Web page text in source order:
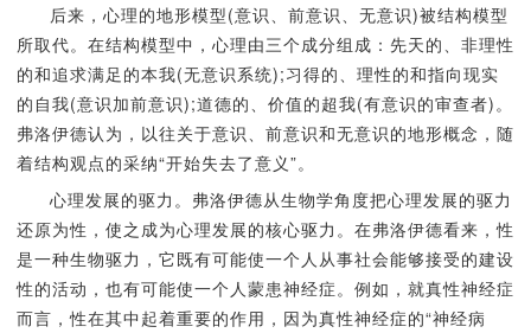
后来，心理的地形模型(意识、前意识、无意识)被结构模型
所取代。在结构模型中，心理由三个成分组成：先天的、非理性
的和追求满足的本我(无意识系统);习得的、理性的和指向现实
的自我(意识加前意识);道德的、价值的超我(有意识的审查者)。
弗洛伊德认为，以往关于意识、前意识和无意识的地形概念，随
着结构观点的采纳“开始失去了意义”。
心理发展的驱力。弗洛伊德从生物学角度把心理发展的驱力
还原为性，使之成为心理发展的核心驱力。在弗洛伊德看来，性
是一种生物驱力，它既有可能使一个人从事社会能够接受的建设
性的活动，也有可能使一个人蒙患神经症。例如，就真性神经症
而言，性在其中起着重要的作用，因为真性神经症的“神经病